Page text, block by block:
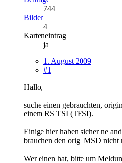
744
Bilder
4
Karteneintrag
ja
1. August 2009
#1
Hallo,
suche einen gebrauchten,
einem RS TSI (TFSI).
Einige hier haben sicher ne
brauchen den orig. MSD nicht
Wer einen hat, bitte um